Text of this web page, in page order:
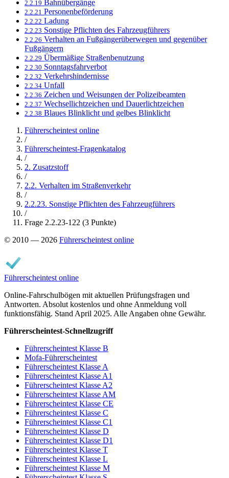
2.2.19 Bahnübergänge
2.2.21 Personenbeförderung
2.2.22 Ladung
2.2.23 Sonstige Pflichten des Fahrzeugführers
2.2.26 Verhalten an Fußgängerüberwegen und gegenüber
Fußgängern
2.2.29 Übermäßige Straßenbenutzung
2.2.30 Sonntagsfahrverbot
2.2.32 Verkehrshindernisse
2.2.34 Unfall
2.2.36 Zeichen und Weisungen der Polizeibeamten
2.2.37 Wechsellichtzeichen und Dauerlichtzeichen
2.2.38 Blaues Blinklicht und gelbes Blinklicht
Führerscheintest online
/
Führerscheintest-Fragenkatalog
/
2. Zusatzstoff
/
2.2. Verhalten im Straßenverkehr
/
2.2.23. Sonstige Pflichten des Fahrzeugführers
/
Frage 2.2.23-122 (3 Punkte)
© 2010 — 2026 Führerscheintest online
Führerscheintest online
Online-Fahrschulbögen mit aktuellen Prüfungsfragen und
Antworten. Absolut kostenlos und ohne Anmeldung voll
funktionsfähig. Stand April 2025. Alle Angaben ohne Gewähr.
Führerscheintest-Schnellzugriff
Führerscheintest Klasse B
Mofa-Führerscheintest
Führerscheintest Klasse A
Führerscheintest Klasse A1
Führerscheintest Klasse A2
Führerscheintest Klasse AM
Führerscheintest Klasse CE
Führerscheintest Klasse C
Führerscheintest Klasse C1
Führerscheintest Klasse D
Führerscheintest Klasse D1
Führerscheintest Klasse T
Führerscheintest Klasse L
Führerscheintest Klasse M